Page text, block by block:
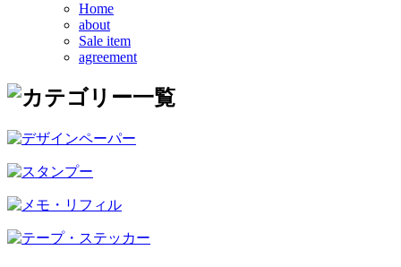
Home
about
Sale item
agreement